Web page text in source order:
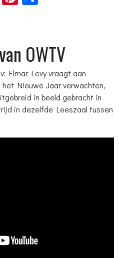
OWTV
Elmar Levy vraagt aan
Nieuwe Jaar verwachten,
in beeld gebracht in
in dezelfde Leeszaal tussen